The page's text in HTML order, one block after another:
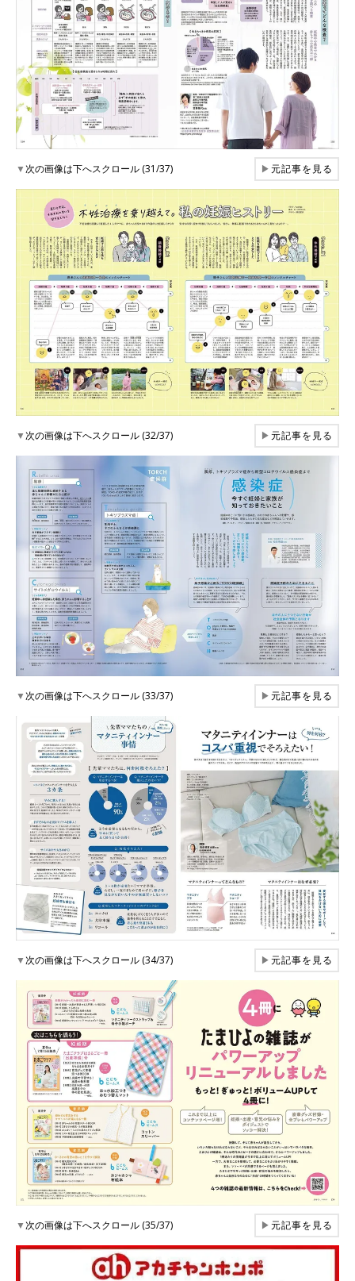
▼次の画像は下へスクロール (31/37) ▶元記事を見る
▼次の画像は下へスクロール (32/37) ▶元記事を見る
▼次の画像は下へスクロール (33/37) ▶元記事を見る
▼次の画像は下へスクロール (34/37) ▶元記事を見る
▼次の画像は下へスクロール (35/37) ▶元記事を見る